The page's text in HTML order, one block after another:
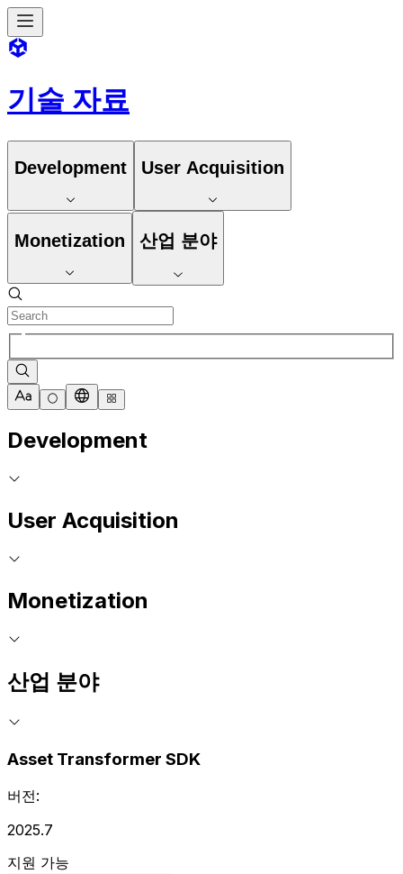
기술 자료
Development User Acquisition
Monetization 산업 분야
Development
User Acquisition
Monetization
산업 분야
Asset Transformer SDK
버전:
2025.7
지원 가능